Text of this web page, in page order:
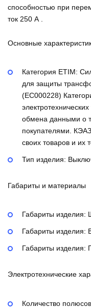
способностью при
ток 250 А .
Основные
Категория ETIM:
для защиты
(EC000228)
обмена данными о
покупателями.
своих товаров и их
Тип изделия:
Габариты и материалы
Габариты
Габариты изделия:
Габариты изделия:
Электротехнические
Количество